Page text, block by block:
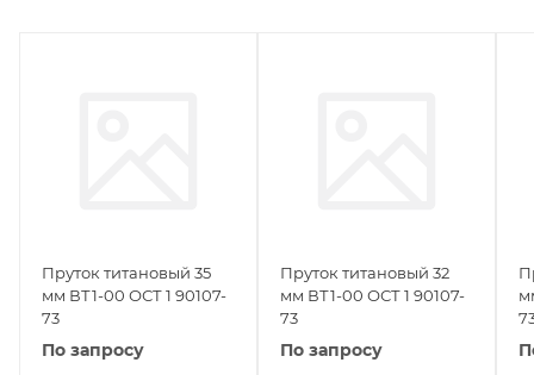
Пруток титановый 35
мм ВТ1-00 ОСТ 1 90107-
73
По запросу
Пруток титановый 32
мм ВТ1-00 ОСТ 1 90107-
73
По запросу